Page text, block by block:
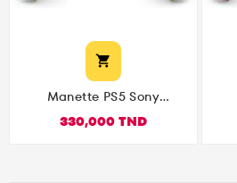

Manette PS5 Sony
Collection HYPERPOP
330,000 TND